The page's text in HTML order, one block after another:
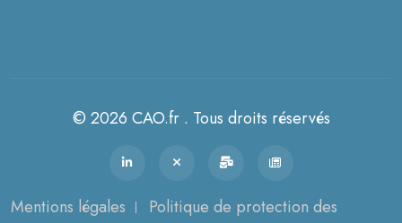
© 2026 CAO.fr . Tous droits réservés
Mentions légales
Politique de protection des